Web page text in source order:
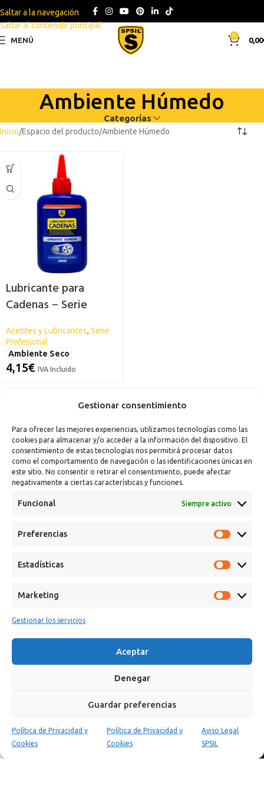
Gestionar consentimiento
Para ofrecer las mejores experiencias, utilizamos tecnologías como las
cookies para almacenar y/o acceder a la información del dispositivo. El
consentimiento de estas tecnologías nos permitirá procesar datos
como el comportamiento de navegación o las identificaciones únicas en
este sitio. No consentir o retirar el consentimiento, puede afectar
negativamente a ciertas características y funciones.
Funcional Siempre activo
Preferencias
Estadísticas
Marketing
Gestionar los servicios
Aceptar
Denegar
Guardar preferencias
Política de Privacidad y
Cookies
Política de Privacidad y
Cookies
Aviso Legal
SPSIL
Saltar a la navegación
Saltar al contenido principal
MENÚ
0
0,00
Ambiente Húmedo
Categorías
Inicio Espacio del producto Ambiente Húmedo
Lubricante para
Cadenas – Serie
Profesional SPSIL
Acetites y Lubricantes, Serie
Profesional
Ambiente Seco
4,15€ IVA Incluido
+34 641 61 06 23
paint@spsil.es
0
Carrito
Mi cuenta